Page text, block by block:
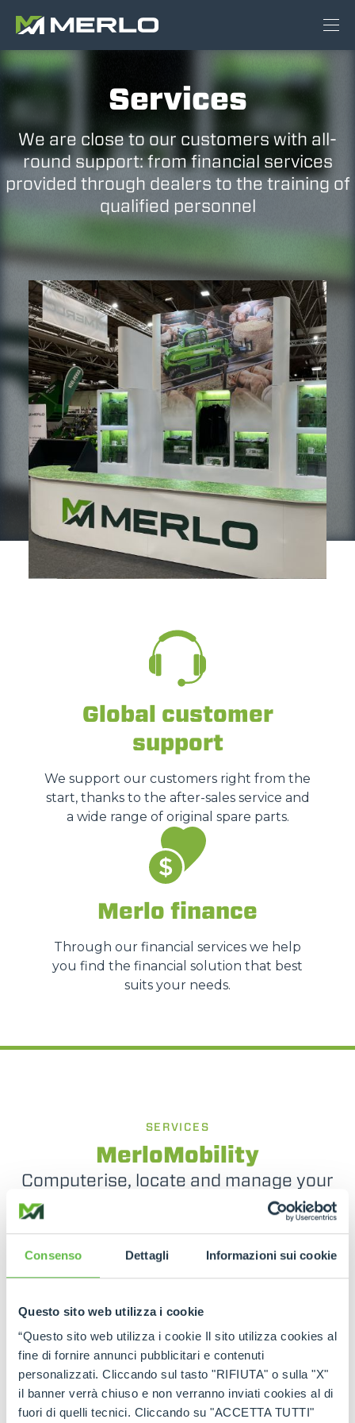
Consenso Dettagli Informazioni sui cookie
Questo sito web utilizza i cookie
“Questo sito web utilizza i cookie Il sito utilizza cookies al
fine di fornire annunci pubblicitari e contenuti
personalizzati. Cliccando sul tasto "RIFIUTA" o sulla "X"
il banner verrà chiuso e non verranno inviati cookies al di
fuori di quelli tecnici. Cliccando su "ACCETTA TUTTI"
Services
We are close to our customers with all-
round support: from financial services
provided through dealers to the training of
qualified personnel
Global customer
support
We support our customers right from the
start, thanks to the after-sales service and
a wide range of original spare parts.
Merlo finance
Through our financial services we help
you find the financial solution that best
suits your needs.
SERVICES
MerloMobility
Computerise, locate and manage your
your telehandlers even smarter and more
integrated manner, optimising the operational
monitoring of the machines in the various sectors
of activity.
SEE MORE